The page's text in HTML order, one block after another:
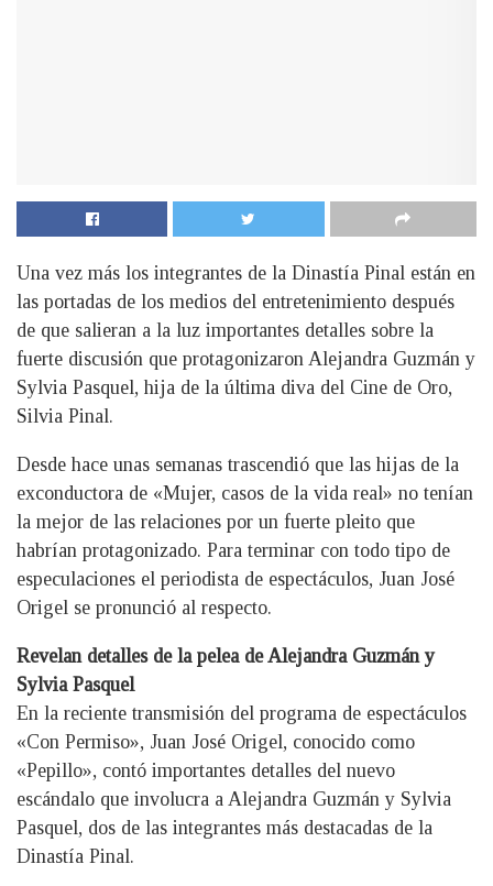
Una vez más los integrantes de la Dinastía Pinal están en
las portadas de los medios del entretenimiento después
de que salieran a la luz importantes detalles sobre la
fuerte discusión que protagonizaron Alejandra Guzmán y
Sylvia Pasquel, hija de la última diva del Cine de Oro,
Silvia Pinal.
Desde hace unas semanas trascendió que las hijas de la
exconductora de «Mujer, casos de la vida real» no tenían
la mejor de las relaciones por un fuerte pleito que
habrían protagonizado. Para terminar con todo tipo de
especulaciones el periodista de espectáculos, Juan José
Origel se pronunció al respecto.
Revelan detalles de la pelea de Alejandra Guzmán y
Sylvia Pasquel
En la reciente transmisión del programa de espectáculos
«Con Permiso», Juan José Origel, conocido como
«Pepillo», contó importantes detalles del nuevo
escándalo que involucra a Alejandra Guzmán y Sylvia
Pasquel, dos de las integrantes más destacadas de la
Dinastía Pinal.